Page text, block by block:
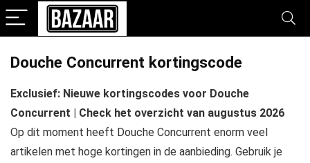
Douche Concurrent kortingscode
Exclusief: Nieuwe kortingscodes voor Douche
Concurrent | Check het overzicht van augustus 2026
Op dit moment heeft Douche Concurrent enorm veel
artikelen met hoge kortingen in de aanbieding. Gebruik je